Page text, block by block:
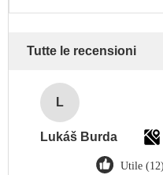
Tutte le recensioni
L
Lukáš Burda
Utile (12)